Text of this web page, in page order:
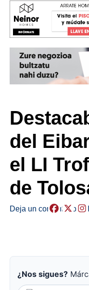
del
el LI
de
Deja un comentario /
¿Nos sigues?